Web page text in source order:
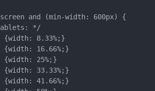
screen and (min-width: 600px) {
*/
{width: 8.33%;}
{width: 16.66%;}
{width: 25%;}
{width: 33.33%;}
{width: 41.66%;}